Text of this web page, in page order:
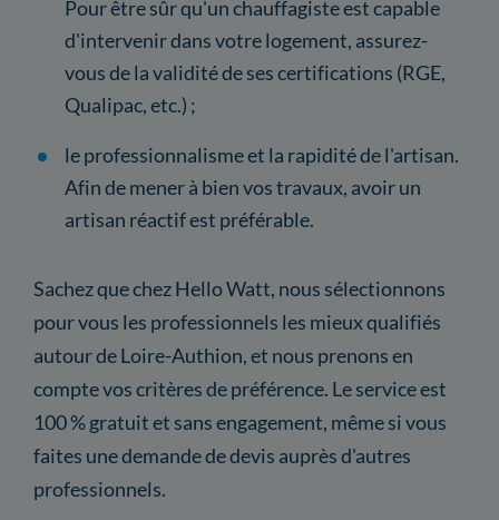
Pour être sûr qu'un chauffagiste est capable
d'intervenir dans votre logement, assurez-
vous de la validité de ses certifications (RGE,
Qualipac, etc.) ;
le professionnalisme et la rapidité de l'artisan.
Afin de mener à bien vos travaux, avoir un
artisan réactif est préférable.
Sachez que chez Hello Watt, nous sélectionnons
pour vous les professionnels les mieux qualifiés
autour de Loire-Authion, et nous prenons en
compte vos critères de préférence. Le service est
100 % gratuit et sans engagement, même si vous
faites une demande de devis auprès d'autres
professionnels.